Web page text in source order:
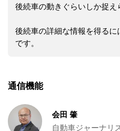
後続車の動きぐらいしか捉え
後続車の詳細な情報を得る
です。
通信機能
会田 肇
自動車ジャーナリ